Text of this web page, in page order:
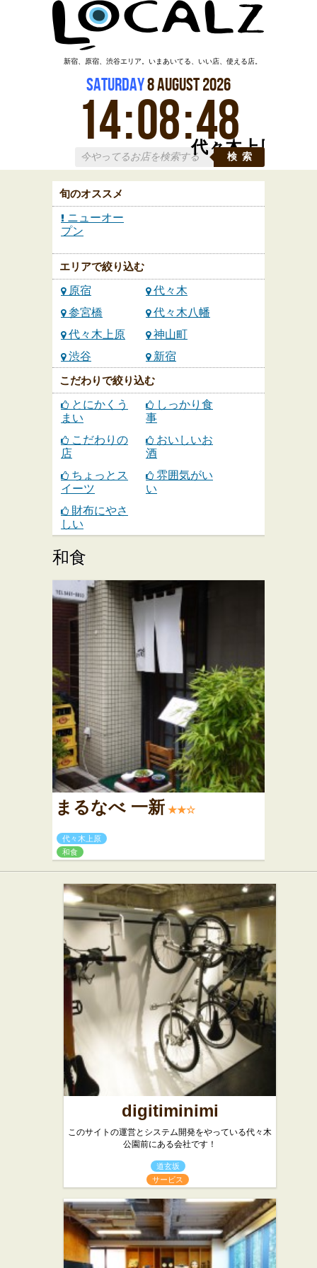
代々木上原
新宿、原宿、渋谷エリア。いまあいてる、いい店、使える店。
Saturday8August2026
14:08:49
検索
旬のオススメ
ニューオー
プン
エリアで絞り込む
原宿
代々木
参宮橋
代々木八幡
代々木上原
神山町
渋谷
新宿
こだわりで絞り込む
とにかくう
まい
しっかり食
事
こだわりの
店
おいしいお
酒
ちょっとス
イーツ
雰囲気がい
い
財布にやさ
しい
和食
まるなべ 一新 ★★☆
代々木上原
和食
digitiminimi
このサイトの運営とシステム開発をやっている代々木
公園前にある会社です！
道玄坂
サービス